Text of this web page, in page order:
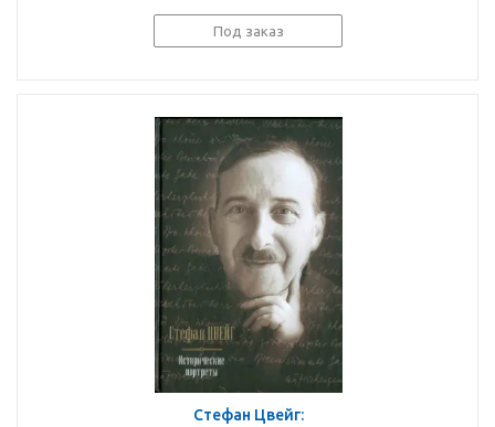
Под заказ
Стефан Цвейг: